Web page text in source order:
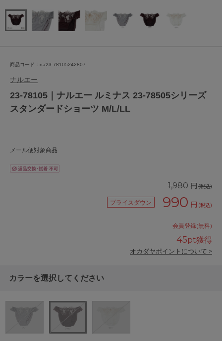
商品コード：na23-78105242807
ナルエー
23-78105｜ナルエー ルミナス 23-78505シリーズ
スタンダードショーツ M/L/LL
メール便対象商品
1,980 円(税込)
プライスダウン 990 円 (税込)
会員登録(無料)
45pt獲得
オカダヤポイントについて >
カラーを選択してください